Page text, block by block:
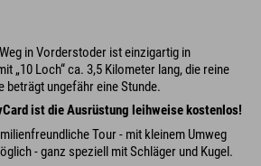
in Vorderstoder ist einzigartig in
„10 Loch“ ca. 3,5 Kilometer lang, die reine
beträgt ungefähr eine Stunde.
ist die Ausrüstung leihweise kostenlos!
Tour - mit kleinem Umweg
- ganz speziell mit Schläger und Kugel.